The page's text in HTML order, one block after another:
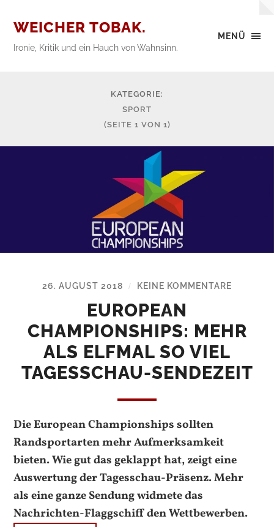
MENÜ
WEICHER TOBAK.
Ironie, Kritik und ein Hauch von Wahnsinn.
KATEGORIE:
SPORT
(SEITE 1 VON 1)
26. AUGUST 2018 / KEINE KOMMENTARE
EUROPEAN
CHAMPIONSHIPS: MEHR
ALS ELFMAL SO VIEL
TAGESSCHAU-SENDEZEIT
Die European Championships sollten
Randsportarten mehr Aufmerksamkeit
bieten. Wie gut das geklappt hat, zeigt eine
Auswertung der Tagesschau-Präsenz. Mehr
als eine ganze Sendung widmete das
Nachrichten-Flaggschiff den Wettbewerben.